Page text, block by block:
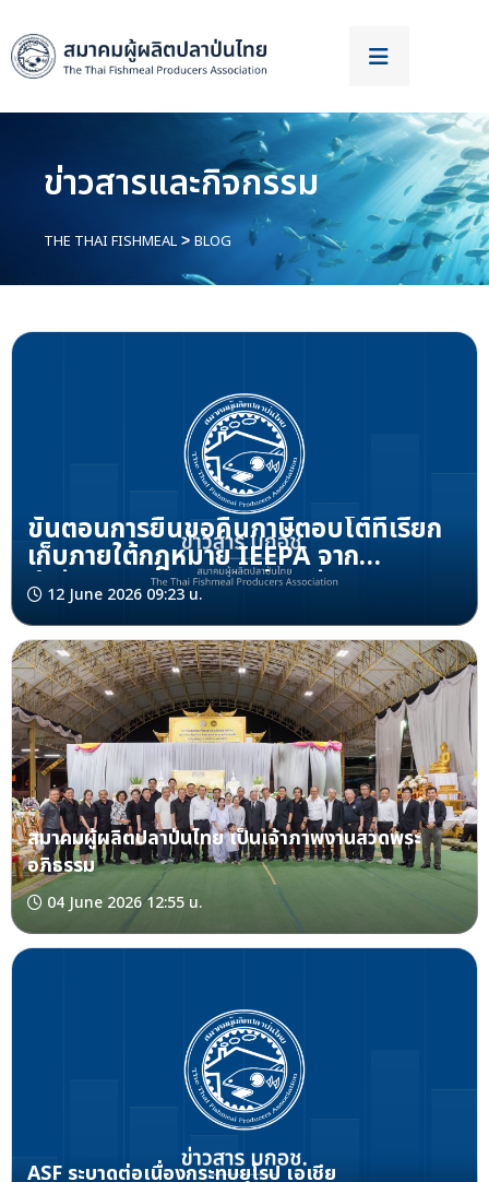
ข่าวสารและกิจกรรม
THE THAI FISHMEAL > BLOG
ขั้นตอนการยื่นขอคืนภาษีตอบโต้ที่เรียก
เก็บภายใต้กฎหมาย IEEPA จาก
สำนักงานศุลกากรและป้องกันชายแดน
ของสหรัฐฯ
12 June 2026 09:23 น.
สมาคมผู้ผลิตปลาป่นไทย เป็นเจ้าภาพงานสวดพระ
อภิธรรม
04 June 2026 12:55 น.
ASF ระบาดต่อเนื่องกระทบยุโรป เอเชีย